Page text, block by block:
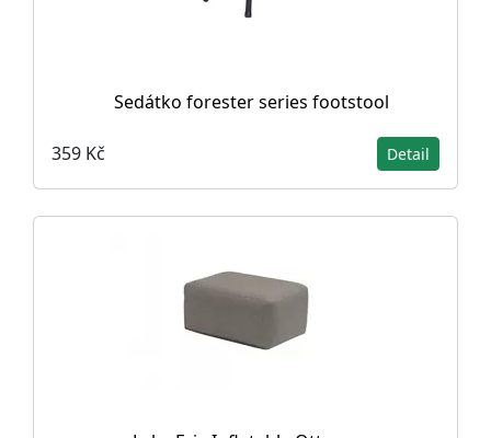
Sedátko forester series footstool
359 Kč Detail